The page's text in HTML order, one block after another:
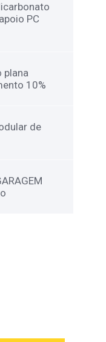
PC
plana
10%
de